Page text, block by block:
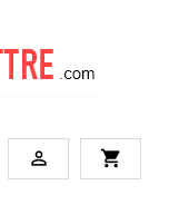
 shopping_cart